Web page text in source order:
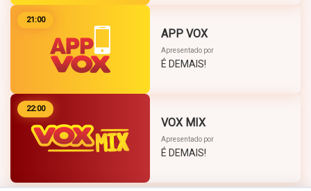
21:00
APP VOX
Apresentado por
É DEMAIS!
22:00
VOX MIX
Apresentado por
É DEMAIS!